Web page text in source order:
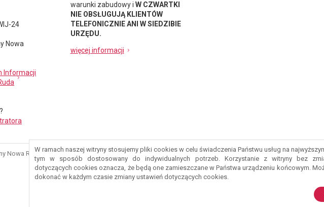
W ramach naszej witryny stosujemy pliki cookies w celu świadczenia Państwu usług na
tym w sposób dostosowany do indywidualnych potrzeb. Korzystanie z witryny bez
dotyczących cookies oznacza, że będą one zamieszczane w Państwa urządzeniu końcowym.
dokonać w każdym czasie zmiany ustawień dotyczących cookies.
24
Nowa
Informacji
warunki zabudowy i W CZWARTKI
NIE OBSŁUGUJĄ KLIENTÓW
TELEFONICZNIE ANI W SIEDZIBIE
URZĘDU.
więcej informacji
Nowa Ruda